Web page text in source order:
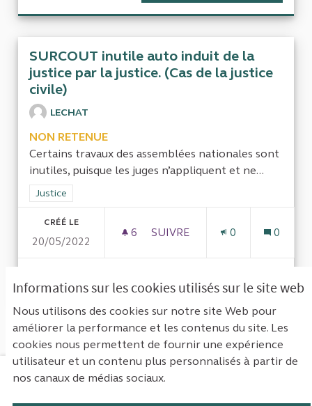
Informations sur les cookies utilisés sur le site web
Nous utilisons des cookies sur notre site Web pour
améliorer la performance et les contenus du site. Les
cookies nous permettent de fournir une expérience
utilisateur et un contenu plus personnalisés à partir de
nos canaux de médias sociaux.
SURCOUT inutile auto induit de la
justice par la justice. (Cas de la justice
civile)
LECHAT
NON RETENUE
Certains travaux des assemblées nationales sont
inutiles, puisque les juges n’appliquent et ne...
Filtrer les résultats de la catégorie : Justice
Justice
CRÉÉ LE
20/05/2022
6 6 ABONNÉS
SUIVRE
0 0
VOIR LA PROPOSITION
Voir toutes les propositions retirées
Mentions légales